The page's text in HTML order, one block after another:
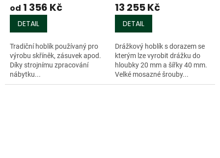
od 1 356 Kč
DETAIL
Tradiční hoblík používaný pro
výrobu skříněk, zásuvek apod.
Díky strojnímu zpracování
nábytku...
13 255 Kč
DETAIL
Drážkový hoblík s dorazem se
kterým lze vyrobit drážku do
hloubky 20 mm a šířky 40 mm.
Velké mosazné šrouby...